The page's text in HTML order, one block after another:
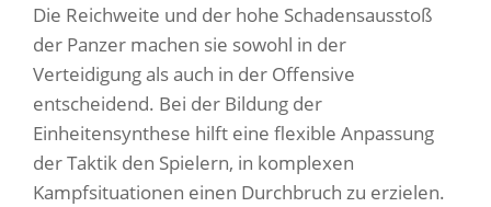
Die Reichweite und der hohe Schadensausstoß
der Panzer machen sie sowohl in der
Verteidigung als auch in der Offensive
entscheidend. Bei der Bildung der
Einheitensynthese hilft eine flexible Anpassung
der Taktik den Spielern, in komplexen
Kampfsituationen einen Durchbruch zu erzielen.